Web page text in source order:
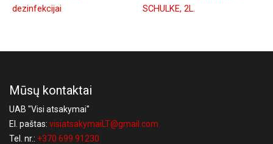
dezinfekcijai
SCHULKE, 2L.
Mūsų kontaktai
UAB "Visi atsakymai"
El. paštas: visiatsakymaiLT@gmail.com
Tel. nr.: +370 699 91230